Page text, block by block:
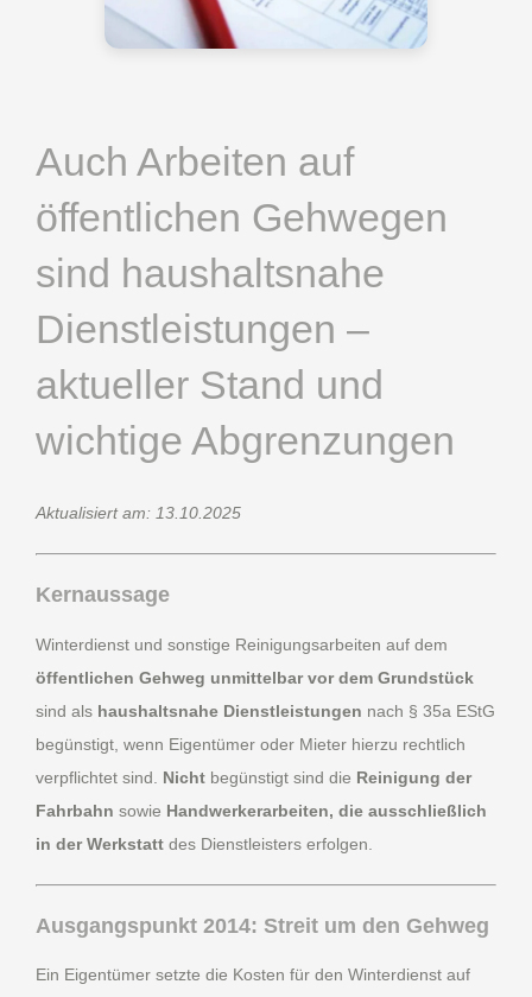
Auch Arbeiten auf
öffentlichen Gehwegen
sind haushaltsnahe
Dienstleistungen –
aktueller Stand und
wichtige Abgrenzungen
Aktualisiert am: 13.10.2025
Kernaussage
Winterdienst und sonstige Reinigungsarbeiten auf dem
öffentlichen Gehweg unmittelbar vor dem Grundstück
sind als haushaltsnahe Dienstleistungen nach § 35a EStG
begünstigt, wenn Eigentümer oder Mieter hierzu rechtlich
verpflichtet sind. Nicht begünstigt sind die Reinigung der
Fahrbahn sowie Handwerkerarbeiten, die ausschließlich
in der Werkstatt des Dienstleisters erfolgen.
Ausgangspunkt 2014: Streit um den Gehweg
Ein Eigentümer setzte die Kosten für den Winterdienst auf